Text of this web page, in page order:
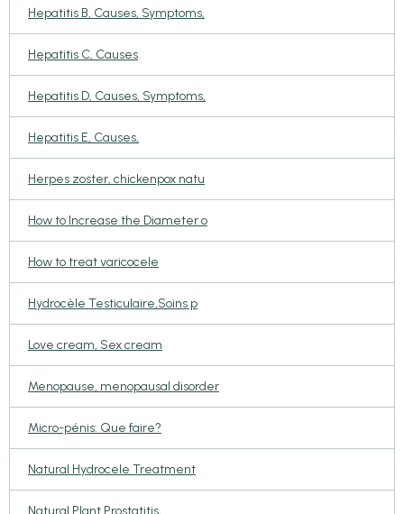
Hepatitis B, Causes, Symptoms,
Hepatitis C, Causes
Hepatitis D, Causes, Symptoms,
Hepatitis E, Causes,
Herpes zoster, chickenpox natu
How to Increase the Diameter o
How to treat varicocele
Hydrocèle Testiculaire,Soins p
Love cream, Sex cream
Menopause, menopausal disorder
Micro-pénis: Que faire?
Natural Hydrocele Treatment